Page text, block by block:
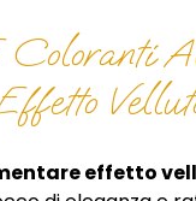
effetto